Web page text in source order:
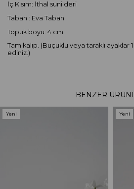
İç Kısım: İthal suni deri
Taban : Eva Taban
Topuk boyu: 4 cm
Tam kalıp. (Buçuklu veya taraklı ayaklar
ediniz.)
BENZER
Yeni
Yeni